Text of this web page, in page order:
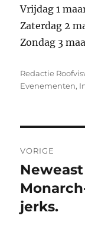
Vrijdag 1
Zaterdag 2
Zondag 3
Auteur
Redactie
Evenementen,
VORIGE
Vorig
bericht:
jerks.